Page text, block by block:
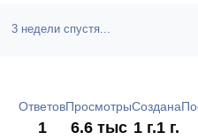
3 недели спустя...
Ответов
1
Просмотры
6.6 тыс
Создана
1 г.1 г.